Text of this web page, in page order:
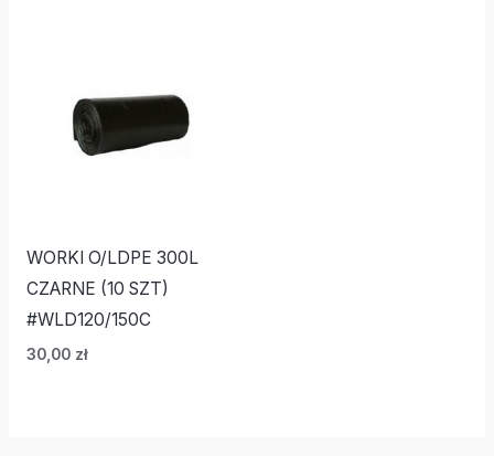
WORKI O/LDPE 300L
CZARNE (10 SZT)
#WLD120/150C
30,00 zł